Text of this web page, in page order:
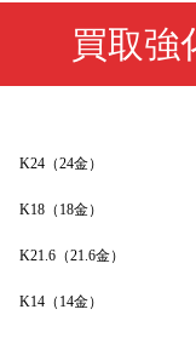
買取
K24（24金）
K18（18金）
K21.6（21.6金）
K14（14金）